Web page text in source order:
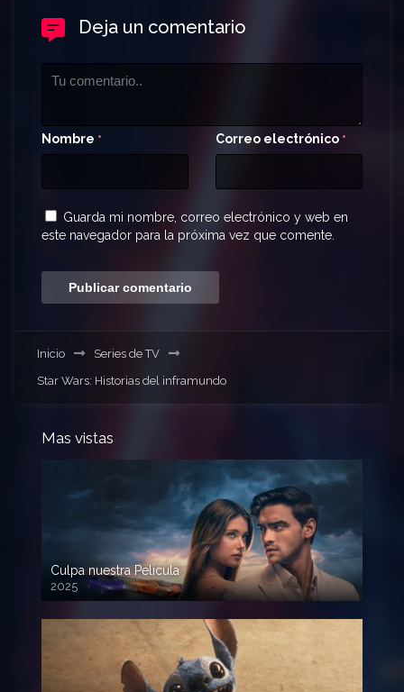
Deja un comentario
Nombre * Correo electrónico *
Guarda mi nombre, correo electrónico y web en
este navegador para la próxima vez que comente.
Inicio
Series de TV
Star Wars: Historias del inframundo
Mas vistas
Culpa nuestra Pelicula
2025
720p HD